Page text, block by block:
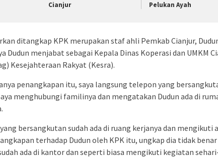
Cianjur
Pelukan Ayah
ditangkap KPK merupakan staf ahli Pemkab Cianjur,
Dudun menjabat sebagai Kepala Dinas Koperasi dan UMKM
Kesejahteraan Rakyat (Kesra).
penangkapan itu, saya langsung telepon yang
menghubungi familinya dan mengatakan Dudun ada di
bersangkutan sudah ada di ruang kerjanya dan mengikuti
terhadap Dudun oleh KPK itu, ungkap dia tidak
ada di kantor dan seperti biasa mengikuti kegiatan